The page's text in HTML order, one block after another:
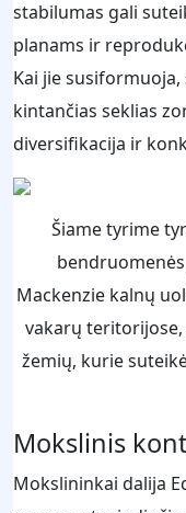
stabilumas gali
planams ir
Kai jie
kintančias seklias
diversifikacija ir
Šiame tyrime
Mackenzie kalnų
vakarų
žemių, kurie
Mokslinis
Mokslininkai dalija